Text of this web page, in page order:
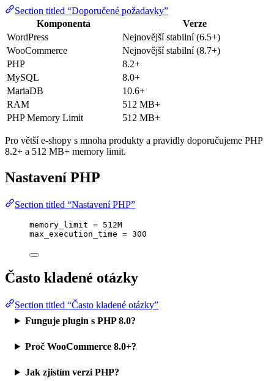
Section titled “Doporučené požadavky”
Komponenta
Verze
WordPress
Nejnovější stabilní (6.5+)
WooCommerce
Nejnovější stabilní (8.7+)
PHP
8.2+
MySQL
8.0+
MariaDB
10.6+
RAM
512 MB+
PHP Memory Limit
512 MB+
Pro větší e-shopy s mnoha produkty a pravidly doporučujeme PHP
8.2+ a 512 MB+ memory limit.
Nastavení PHP
Section titled “Nastavení PHP”
memory_limit = 512M
max_execution_time = 300
Často kladené otázky
Section titled “Často kladené otázky”
Funguje plugin s PHP 8.0?
Proč WooCommerce 8.0+?
Jak zjistím verzi PHP?